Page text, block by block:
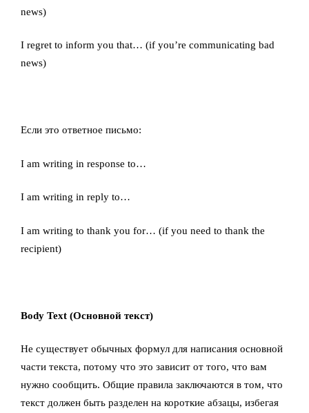
news)
I regret to inform you that… (if you’re communicating bad
news)
Если это ответное письмо:
I am writing in response to…
I am writing in reply to…
I am writing to thank you for… (if you need to thank the
recipient)
Body Text (Основной текст)
Не существует обычных формул для написания основной
части текста, потому что это зависит от того, что вам
нужно сообщить. Общие правила заключаются в том, что
текст должен быть разделен на короткие абзацы, избегая